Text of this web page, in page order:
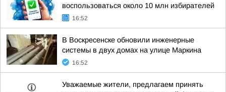
воспользоваться около 10 млн избирателей
16:52
В Воскресенске обновили инженерные
системы в двух домах на улице Маркина
16:52
Уважаемые жители, предлагаем принять